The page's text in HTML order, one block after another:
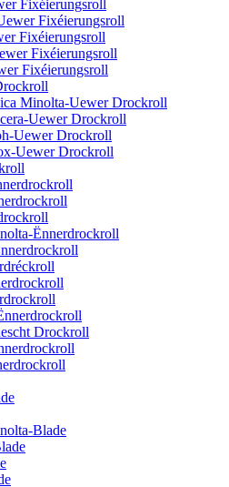
Fixéierungsroll
Fixéierungsroll
Fixéierungsroll
Fixéierungsroll
Fixéierungsroll
Minolta-Uewer Drockroll
Uewer Drockroll
Uewer Drockroll
Uewer Drockroll
Ënnerdrockroll
Drockroll
Blade